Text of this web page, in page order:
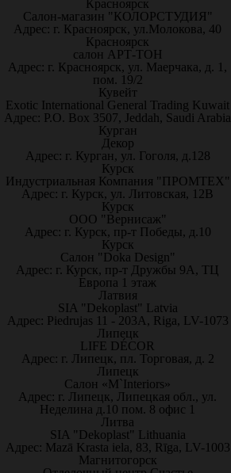
Красноярск
Салон-магазин "КОЛОРСТУДИЯ"
Адрес: г. Красноярск, ул.Молокова, 40
Красноярск
салон АРТ-ТОН
Адрес: г. Красноярск, ул. Маерчака, д. 1,
пом. 19/2
Кувейт
Exotic International General Trading Kuwait
Адрес: P.O. Box 3507, Jeddah, Saudi Arabia
Курган
Декор
Адрес: г. Курган, ул. Гоголя, д.128
Курск
Индустриальная Компания "ПРОМТЕХ"
Адрес: г. Курск, ул. Литовская, 12В
Курск
ООО "Вернисаж"
Адрес: г. Курск, пр-т Победы, д.10
Курск
Салон "Doka Design"
Адрес: г. Курск, пр-т Дружбы 9А, ТЦ
Европа 1 этаж
Латвия
SIA "Dekoplast" Latvia
Адрес: Piedrujas 11 - 203A, Riga, LV-1073
Липецк
LIFE DÉCOR
Адрес: г. Липецк, пл. Торговая, д. 2
Липецк
Салон «M`Interiors»
Адрес: г. Липецк, Липецкая обл., ул.
Неделина д.10 пом. 8 офис 1
Литва
SIA "Dekoplast" Lithuania
Адрес: Mazā Krasta iela, 83, Rīga, LV-1003
Магнитогорск